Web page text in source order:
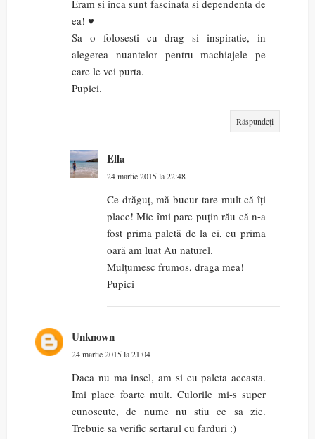
Eram si inca sunt fascinata si dependenta de
ea! ♥
Sa o folosesti cu drag si inspiratie, in
alegerea nuantelor pentru machiajele pe
care le vei purta.
Pupici.
Răspundeți
Ella
24 martie 2015 la 22:48
Ce drăguț, mă bucur tare mult că îți
place! Mie îmi pare puțin rău că n-a
fost prima paletă de la ei, eu prima
oară am luat Au naturel.
Mulțumesc frumos, draga mea!
Pupici
Unknown
24 martie 2015 la 21:04
Daca nu ma insel, am si eu paleta aceasta.
Imi place foarte mult. Culorile mi-s super
cunoscute, de nume nu stiu ce sa zic.
Trebuie sa verific sertarul cu farduri :)